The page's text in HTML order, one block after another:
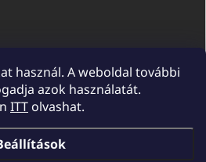
használ. A weboldal további
azok használatát.
ITTolvashat.
UNICATO.at UNICATO.hu
UNICATOshop.de